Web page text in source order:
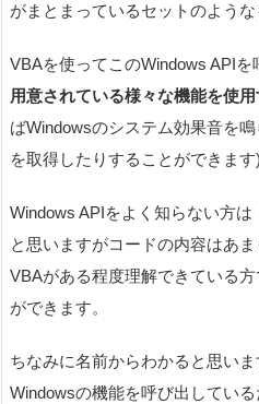
がまとまっているセットのような
VBAを使ってこのWindows APIを
用意されている様々な機能を使
ばWindowsのシステム効果音を
を取得したりすることができます)
Windows APIをよく知らない方
と思いますがコードの内容はあ
VBAがある程度理解できている
ができます。
ちなみに名前からわかると思い
Windowsの機能を呼び出してい